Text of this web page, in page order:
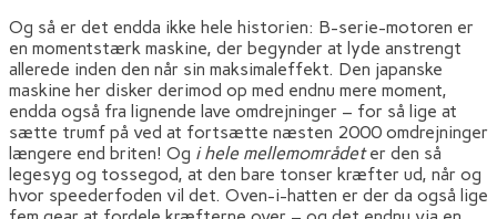
Og så er det endda ikke hele historien: B-serie-motoren er
en momentstærk maskine, der begynder at lyde anstrengt
allerede inden den når sin maksimaleffekt. Den japanske
maskine her disker derimod op med endnu mere moment,
endda også fra lignende lave omdrejninger – for så lige at
sætte trumf på ved at fortsætte næsten 2000 omdrejninger
længere end briten! Og i hele mellemområdeter den så
legesyg og tossegod, at den bare tonser kræfter ud, når og
hvor speederfoden vil det. Oven-i-hatten er der da også lige